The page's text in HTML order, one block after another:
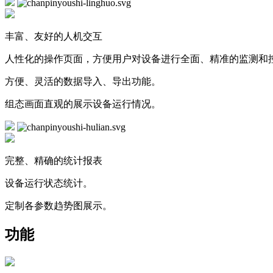
丰富、友好的人机交互
人性化的操作页面，方便用户对设备进行全面、精准的监测和
方便、灵活的数据导入、导出功能。
组态画面直观的展示设备运行情况。
完整、精确的统计报表
设备运行状态统计。
定制各参数趋势图展示。
功能